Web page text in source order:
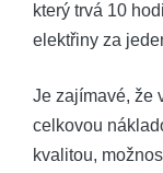
který trvá 10
elektřiny za
Je zajímavé, že
celkovou
kvalitou,